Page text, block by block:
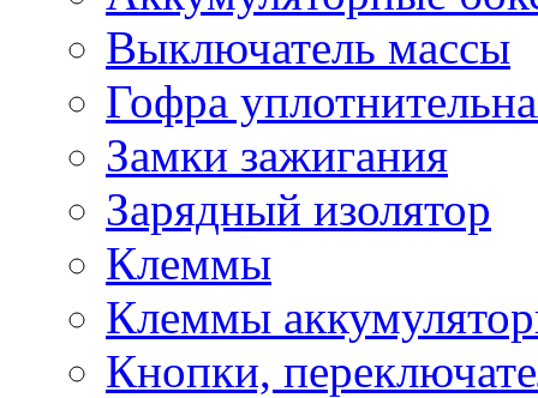
Выключатель массы
Гофра
Замки зажигания
Зарядный изолятор
Клеммы
Клеммы
Кнопки,